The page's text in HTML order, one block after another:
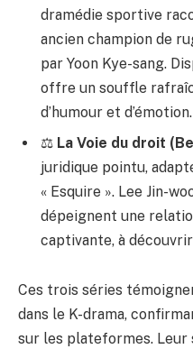
dramédie sportive
ancien champion de
par Yoon Kye-sang.
offre un souffle
d’humour et d’émotion.
⚖️ La Voie du droit
juridique pointu,
« Esquire ». Lee Jin-
dépeignent une
captivante, à
Ces trois séries
dans le K-drama,
sur les plateformes. Leur